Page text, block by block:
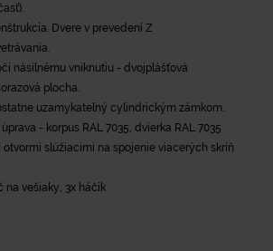
Dvere v prevedení Z
násilnému vniknutiu - dvojplášťová
plocha.
uzamykateľný cylindrickým zámkom.
- korpus RAL 7035, dvierka RAL 7035
slúžiacimi na spojenie viacerých skríň
na vešiaky, 3x háčik